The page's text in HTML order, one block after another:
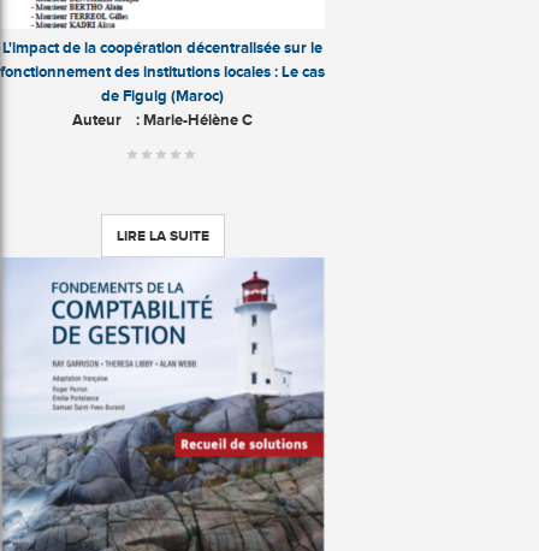
L'impact de la coopération décentralisée sur le
fonctionnement des institutions locales : Le cas
de Figuig (Maroc)
Auteur : Marie-Hélène C
LIRE LA SUITE